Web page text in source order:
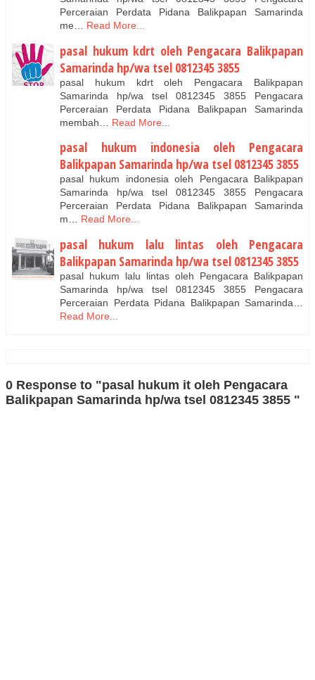
Perceraian Perdata Pidana Balikpapan Samarinda
me…
Read More...
pasal hukum kdrt oleh Pengacara Balikpapan
Samarinda hp/wa tsel 0812345 3855
pasal hukum kdrt oleh Pengacara Balikpapan
Samarinda hp/wa tsel 0812345 3855 Pengacara
Perceraian Perdata Pidana Balikpapan Samarinda
membah…
Read More...
pasal hukum indonesia oleh Pengacara
Balikpapan Samarinda hp/wa tsel 0812345 3855
pasal hukum indonesia oleh Pengacara Balikpapan
Samarinda hp/wa tsel 0812345 3855 Pengacara
Perceraian Perdata Pidana Balikpapan Samarinda
m…
Read More...
pasal hukum lalu lintas oleh Pengacara
Balikpapan Samarinda hp/wa tsel 0812345 3855
pasal hukum lalu lintas oleh Pengacara Balikpapan
Samarinda hp/wa tsel 0812345 3855 Pengacara
Perceraian Perdata Pidana Balikpapan Samarinda…
Read More...
0 Response to "pasal hukum it oleh Pengacara
Balikpapan Samarinda hp/wa tsel 0812345 3855 "